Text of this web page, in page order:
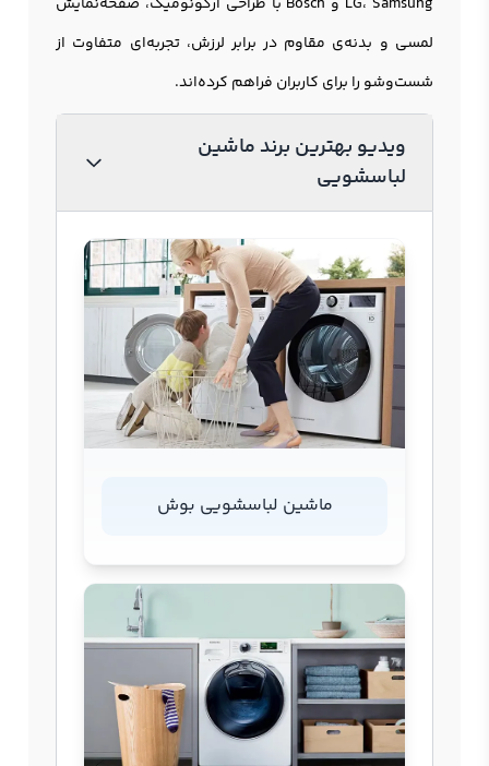
لمسی و بدنه‌ی مقاوم در برابر لرزش، تجربه‌ای متفاوت از
شست‌وشو را برای کاربران فراهم کرده‌اند.
ویدیو بهترین برند ماشین
لباسشویی
ماشین لباسشویی بوش